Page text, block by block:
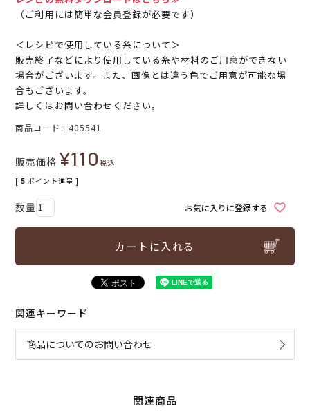
（ご利用には簡単な会員登録が必要です）
＜レシピで使用している糸について＞
販売終了などにより使用している糸や材料のご用意ができない
場合がございます。また、画像とは違う色でご用意が可能な場
合もございます。
詳しくはお問い合わせください。
商品コード 405541
販売価格 ¥110税込
[ 5 ポイント進呈 ]
お気に入りに登録する
カートに入れる
関連キーワード
商品についてのお問い合わせ
関連商品